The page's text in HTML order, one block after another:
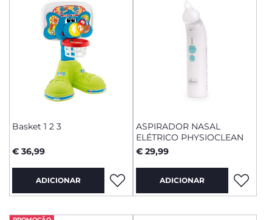
Basket 1 2 3
€ 36,99
ADICIONAR
ASPIRADOR NASAL
ELÉTRICO PHYSIOCLEAN
€ 29,99
ADICIONAR